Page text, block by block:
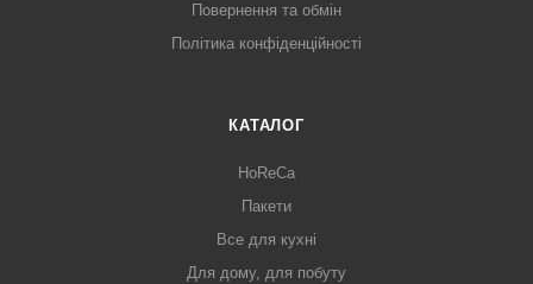
Повернення та обмін
Політика конфіденційності
КАТАЛОГ
HoReCa
Пакети
Все для кухні
Для дому, для побуту